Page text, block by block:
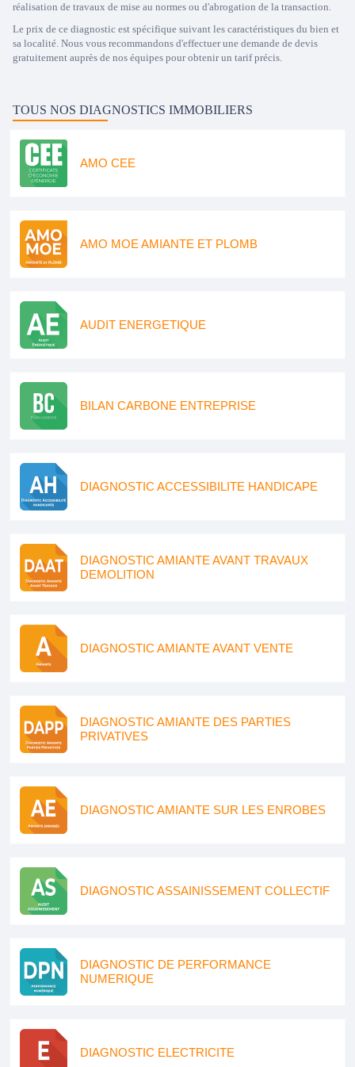
réalisation de travaux de mise au normes ou d'abrogation de la transaction.
Le prix de ce diagnostic est spécifique suivant les caractéristiques du bien et
sa localité. Nous vous recommandons d'effectuer une demande de devis
gratuitement auprès de nos équipes pour obtenir un tarif précis.
TOUS NOS DIAGNOSTICS IMMOBILIERS
AMO CEE
AMO MOE AMIANTE ET PLOMB
AUDIT ENERGETIQUE
BILAN CARBONE ENTREPRISE
DIAGNOSTIC ACCESSIBILITE HANDICAPE
DIAGNOSTIC AMIANTE AVANT TRAVAUX
DEMOLITION
DIAGNOSTIC AMIANTE AVANT VENTE
DIAGNOSTIC AMIANTE DES PARTIES
PRIVATIVES
DIAGNOSTIC AMIANTE SUR LES ENROBES
DIAGNOSTIC ASSAINISSEMENT COLLECTIF
DIAGNOSTIC DE PERFORMANCE
NUMERIQUE
DIAGNOSTIC ELECTRICITE